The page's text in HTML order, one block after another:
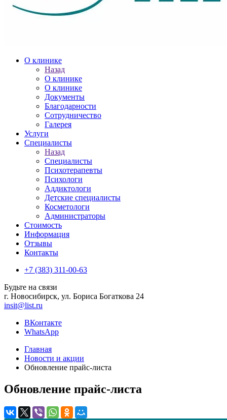
О клинике
Назад
О клинике
О клинике
Документы
Благодарности
Сотрудничество
Галерея
Услуги
Специалисты
Назад
Специалисты
Психотерапевты
Психологи
Аддиктологи
Детские специалисты
Косметологи
Администраторы
Стоимость
Информация
Отзывы
Контакты
+7 (383) 311-00-63
Будьте на связи
г. Новосибирск, ул. Бориса Богаткова 24
insit@list.ru
ВКонтакте
WhatsApp
Главная
Новости и акции
Обновление прайс-листа
Обновление прайс-листа